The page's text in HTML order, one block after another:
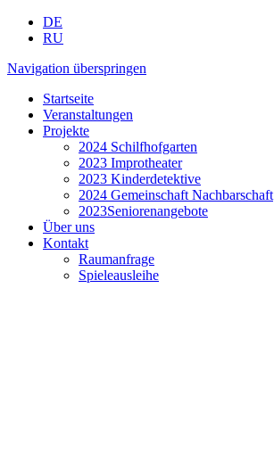
DE
RU
Navigation überspringen
Startseite
Veranstaltungen
Projekte
2024 Schilfhofgarten
2023 Improtheater
2023 Kinderdetektive
2024 Gemeinschaft Nachbarschaft
2023Seniorenangebote
Über uns
Kontakt
Raumanfrage
Spieleausleihe